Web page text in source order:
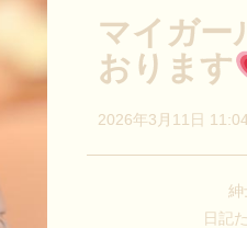
マイガー
おります
2026年3月11日
紳
日記